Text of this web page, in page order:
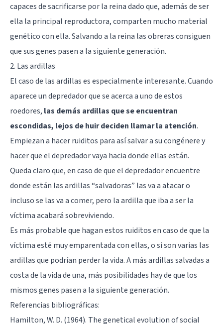
capaces de sacrificarse por la reina dado que, además de ser
ella la principal reproductora, comparten mucho material
genético con ella. Salvando a la reina las obreras consiguen
que sus genes pasen a la siguiente generación.
2. Las ardillas
El caso de las ardillas es especialmente interesante. Cuando
aparece un depredador que se acerca a uno de estos
roedores, las demás ardillas que se encuentran
escondidas, lejos de huir deciden llamar la atención.
Empiezan a hacer ruiditos para así salvar a su congénere y
hacer que el depredador vaya hacia donde ellas están.
Queda claro que, en caso de que el depredador encuentre
donde están las ardillas “salvadoras” las va a atacar o
incluso se las va a comer, pero la ardilla que iba a ser la
víctima acabará sobreviviendo.
Es más probable que hagan estos ruiditos en caso de que la
víctima esté muy emparentada con ellas, o si son varias las
ardillas que podrían perder la vida. A más ardillas salvadas a
costa de la vida de una, más posibilidades hay de que los
mismos genes pasen a la siguiente generación.
Referencias bibliográficas:
Hamilton, W. D. (1964). The genetical evolution of social